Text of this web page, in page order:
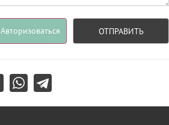
Авторизоваться ОТПРАВИТЬ